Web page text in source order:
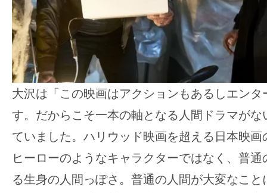
大沢は「この映画はアクションもあるしエン
す。だからこそ一本の軸となる人間ドラマが
ていました。ハリウッド映画を超える日本映
ヒーローのようなキャラクターではなく、普
る生身の人間っぽさ。普通の人間が大変なこ